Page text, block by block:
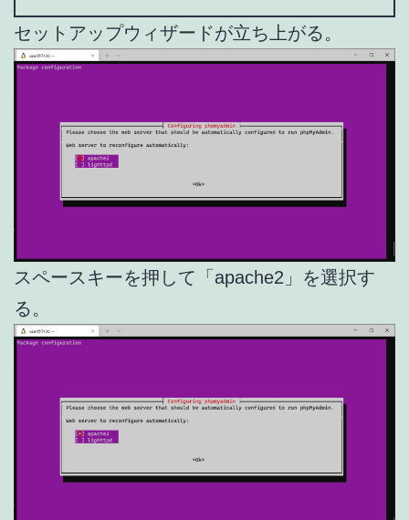
セットアップウィザードが立ち上がる。
スペースキーを押して「apache2」を選択す
る。